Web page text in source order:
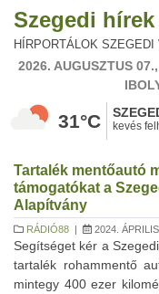
Szegedi hírek
HÍRPORTÁLOK
2026. AUGUSZTUS
31°C kevés
Tartalék mentőautó
támogatókat a
Alapítvány
RÁDIÓ88 | 2024.
Segítséget kér a
tartalék rohammentő
mintegy 400 ezer